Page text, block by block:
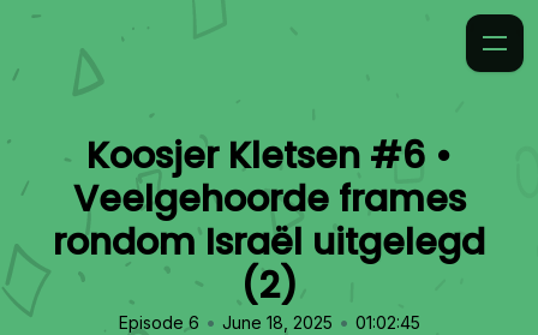
Koosjer Kletsen #6 •
Veelgehoorde frames
rondom Israël uitgelegd
(2)
Episode 6 • June 18, 2025 • 01:02:45